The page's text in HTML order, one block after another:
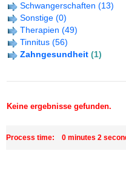
Schwangerschaften (13)
Sonstige (0)
Therapien (49)
Tinnitus (56)
Zahngesundheit (1)
Keine ergebnisse gefunden.
Process time: 0 minutes 2